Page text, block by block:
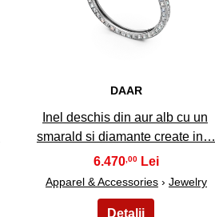
DAAR
Inel deschis din aur alb cu un
smarald si diamante create in…
6.470,00
Apparel & Accessories› Jewelry